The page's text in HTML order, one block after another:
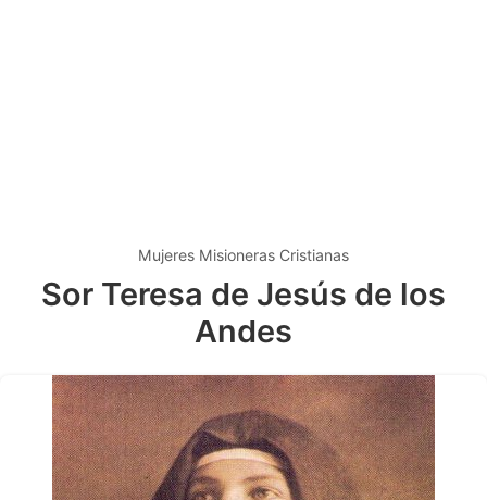
Mujeres Misioneras Cristianas
Sor Teresa de Jesús de los
Andes